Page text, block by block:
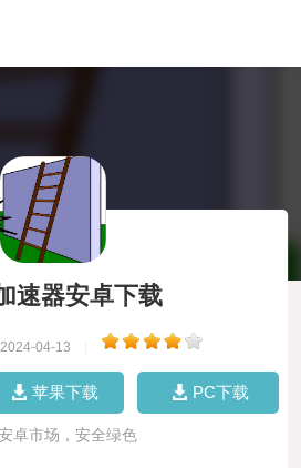
速器安卓下载
04-13
苹果下载 PC下载
卓市场，安全绿色